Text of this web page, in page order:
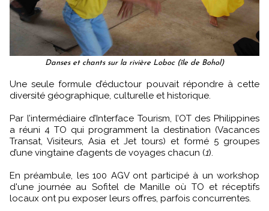
Danses et chants sur la rivière Loboc (île de Bohol)
Une seule formule d’éductour pouvait répondre à cette
diversité géographique, culturelle et historique.
Par l’intermédiaire d’Interface Tourism, l’OT des Philippines
a réuni 4 TO qui programment la destination (Vacances
Transat, Visiteurs, Asia et Jet tours) et formé 5 groupes
d’une vingtaine d’agents de voyages chacun (1).
En préambule, les 100 AGV ont participé à un workshop
d'une journée au Sofitel de Manille où TO et réceptifs
locaux ont pu exposer leurs offres, parfois concurrentes.